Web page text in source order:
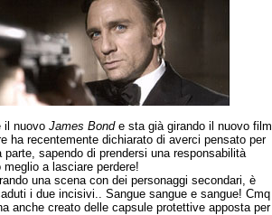
il nuovo James Bonde sta già girando il nuovo film
ha recentemente dichiarato di averci pensato per
sapendo di prendersi una responsabilità
a lasciare perdere!
una scena con dei personaggi secondari, è
i due incisivi.. Sangue sangue e sangue! Cmq
anche creato delle capsule protettive apposta per